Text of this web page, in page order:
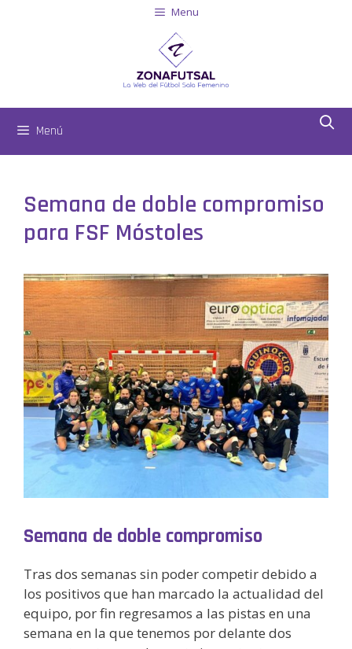
Menu
Menú
Semana de doble compromiso
para FSF Móstoles
Semana de doble compromiso
Tras dos semanas sin poder competir debido a
los positivos que han marcado la actualidad del
equipo, por fin regresamos a las pistas en una
semana en la que tenemos por delante dos